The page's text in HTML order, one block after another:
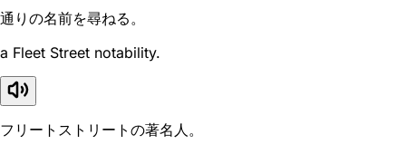
通りの名前を尋ねる。
a Fleet Street notability.
フリートストリートの著名人。